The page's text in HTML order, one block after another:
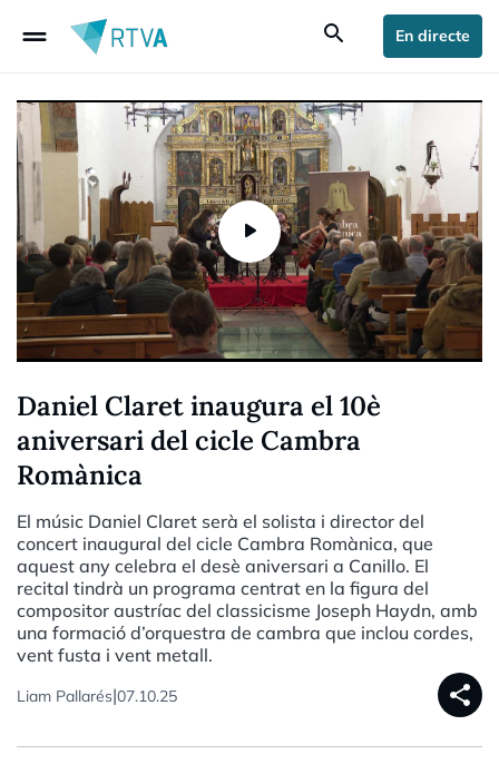
drag_handle search En directe
Daniel Claret inaugura el 10è
aniversari del cicle Cambra
Romànica
El músic Daniel Claret serà el solista i director del
concert inaugural del cicle Cambra Romànica, que
aquest any celebra el desè aniversari a Canillo. El
recital tindrà un programa centrat en la figura del
compositor austríac del classicisme Joseph Haydn, amb
una formació d’orquestra de cambra que inclou cordes,
vent fusta i vent metall.
Liam Pallarés|07.10.25 share